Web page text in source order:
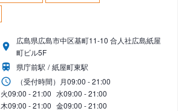
広島県広島市中区基町11-10 合人社広島紙屋
町ビル5F
県庁前駅
紙屋町東駅
（受付時間） 月09:00 - 21:00
火09:00 - 21:00 水09:00 - 21:00
木09:00 - 21:00 金09:00 - 21:00